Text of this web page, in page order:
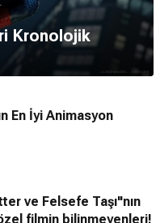
Kronolojik
En İyi Animasyon
ve Felsefe Taşı"nın
özel filmin bilinmeyenleri!